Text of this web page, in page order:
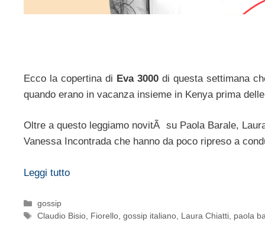
Ecco la copertina di Eva 3000di questa settimana
quando erano in vacanza insieme in Kenya prima
Oltre a questo leggiamo novitÃ su Paola Barale,
Vanessa Incontrada che hanno da poco ripreso a
Leggi tutto
Categorie
gossip
Tag
Claudio Bisio, Fiorello,gossip italiano, Laura Chiatti, paola